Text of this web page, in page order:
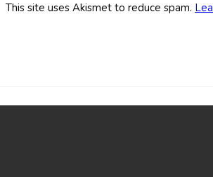
This site uses Akismet to reduce spam.